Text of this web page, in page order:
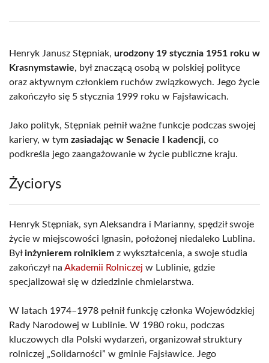
(Twitter)
Henryk Janusz Stępniak, urodzony 19 stycznia 1951 roku w
Krasnymstawie, był znaczącą osobą w polskiej polityce
oraz aktywnym członkiem ruchów związkowych. Jego życie
zakończyło się 5 stycznia 1999 roku w Fajsławicach.
Jako polityk, Stępniak pełnił ważne funkcje podczas swojej
kariery, w tym zasiadając w Senacie I kadencji, co
podkreśla jego zaangażowanie w życie publiczne kraju.
Życiorys
Henryk Stępniak, syn Aleksandra i Marianny, spędził swoje
życie w miejscowości Ignasin, położonej niedaleko Lublina.
Byłinżynierem rolnikiem z wykształcenia, a swoje studia
zakończył na Akademii Rolniczej w Lublinie, gdzie
specjalizował się w dziedzinie chmielarstwa.
W latach 1974–1978 pełnił funkcję członka Wojewódzkiej
Rady Narodowej w Lublinie. W 1980 roku, podczas
kluczowych dla Polski wydarzeń, organizował struktury
rolniczej „Solidarności” w gminie Fajsławice. Jego